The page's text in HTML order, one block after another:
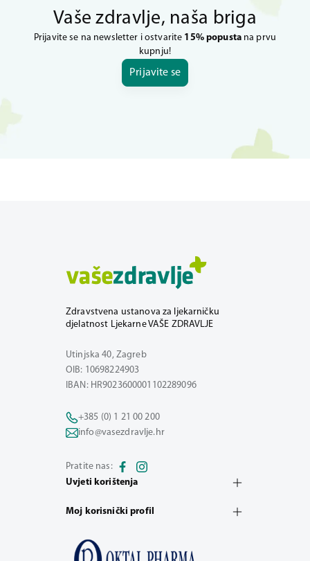
Vaše zdravlje, naša briga
Prijavite se na newsletter i ostvarite 15% popustana prvu
kupnju!
Prijavite se
Zdravstvena ustanova za ljekarničku
djelatnost Ljekarne VAŠE ZDRAVLJE
Utinjska 40, Zagreb
OIB: 10698224903
IBAN: HR9023600001102289096
+385 (0) 1 21 00 200
info@vasezdravlje.hr
Pratite nas:
Uvjeti korištenja
Moj korisnički profil